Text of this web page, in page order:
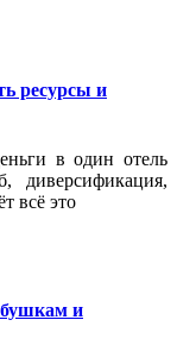
ресурсы и
в один отель
всё это
и